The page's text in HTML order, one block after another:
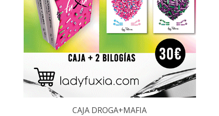
CAJA DROGA+MAFIA